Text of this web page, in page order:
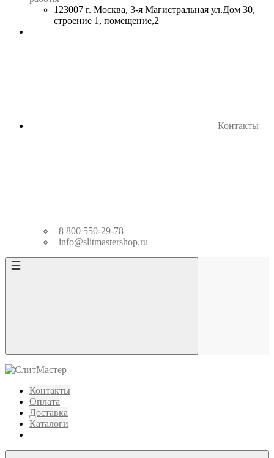
123007 г. Москва, 3-я Магистральная ул.Дом 30,
строение 1, помещение,2
Контакты
8 800 550-29-78
info@slitmastershop.ru
Контакты
Оплата
Доставка
Каталоги